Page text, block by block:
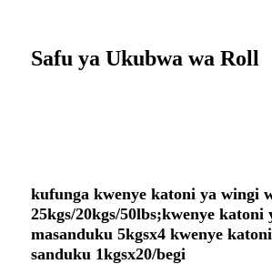
Safu ya Ukubwa wa Roll
kufunga kwenye katoni ya wingi
25kgs/20kgs/50lbs;kwenye katoni
masanduku 5kgsx4 kwenye
sanduku 1kgsx20/begi